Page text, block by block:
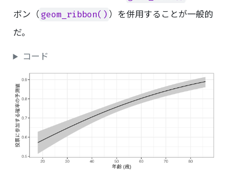
ボン（ geom_ribbon() ）を併用することが一般的
だ。
コード